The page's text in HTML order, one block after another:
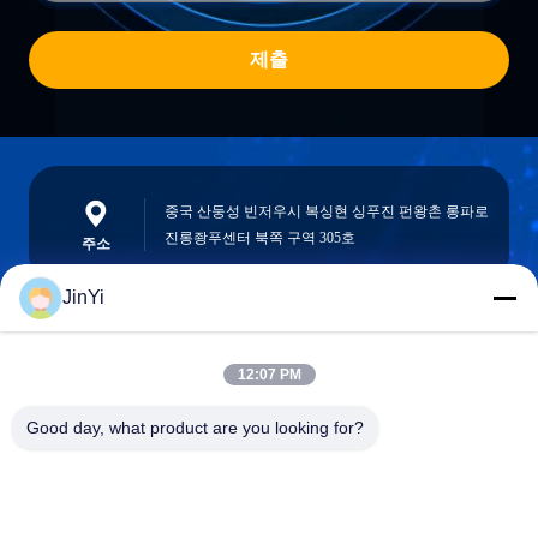
제출
주소
중국 산둥성 빈저우시 복싱현 싱푸진 펀왕촌 롱파로
진롱좡푸센터 북쪽 구역 305호
chenshasha1867@gmail.com
JinYi
12:07 PM
Good day, what product are you looking for?